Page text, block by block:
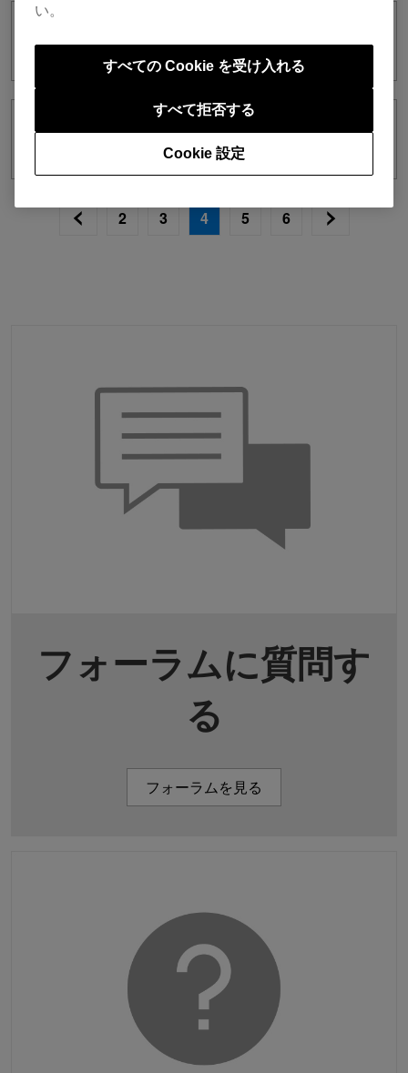
ver. 6.8.0
ver. 6.7.7
2 3 4 5 6
フォーラムに質問す
る
フォーラムを見る
い。
Cookie 設定
すべて拒否する
すべての Cookie を受け入れる